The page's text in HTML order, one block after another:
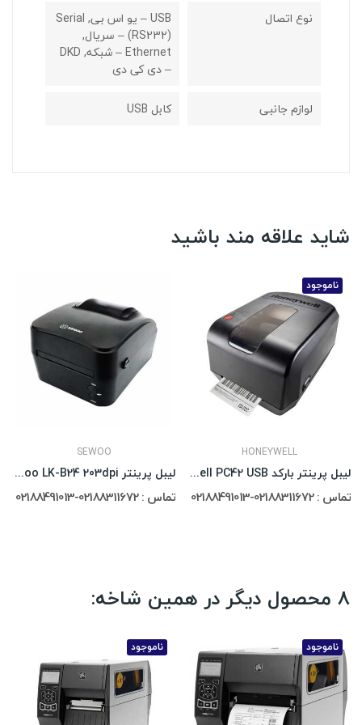
نوع اتصال
USB – یو اس بی, Serial
(RS232) – سریال,
Ethernet – شبکه, DKD
– دی کی دی
لوازم جانبی
کابل USB
شاید علاقه مند باشید
SEWOO
لیبل پرینتر Sewoo LK-B24 203dpi
تماس : 02188311672-02188491013
ناموجود
HONEYWELL
لیبل پرینتر بارکد Honeywell PC42 USB
تماس : 02188311672-02188491013
8 محصول دیگر در همین شاخه:
ناموجود ناموجود